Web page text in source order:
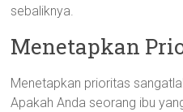
sebaliknya.
Menetapkan
Menetapkan prioritas
Apakah Anda seorang ibu